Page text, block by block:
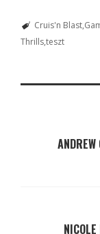
Cruis'n Blast
Thrillsteszt